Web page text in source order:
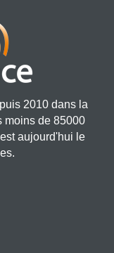
2010 dans la
moins de 85000
aujourd'hui le